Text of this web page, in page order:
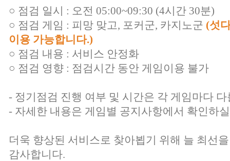
○ 점검 일시 : 오전 05:00~09:30 (4시간 30분)
○ 점검 게임 : 피망 맞고, 포커군, 카지노군 (섯
이용 가능합니다.)
○ 점검 내용 : 서비스 안정화
○ 점검 영향 : 점검시간 동안 게임이용 불가
- 정기점검 진행 여부 및 시간은 각 게임마다
- 자세한 내용은 게임별 공지사항에서 확인하
더욱 향상된 서비스로 찾아뵙기 위해 늘 최선
감사합니다.